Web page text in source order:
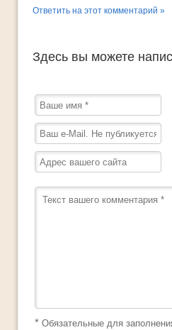
Ответить на этот комментарий »
Здесь вы можете
* Обязательные для